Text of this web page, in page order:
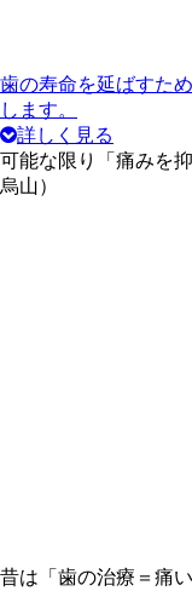
歯の寿命を延ばすた
します。
詳しく見る
可能な限り「痛みを
烏山）
昔は「歯の治療＝痛